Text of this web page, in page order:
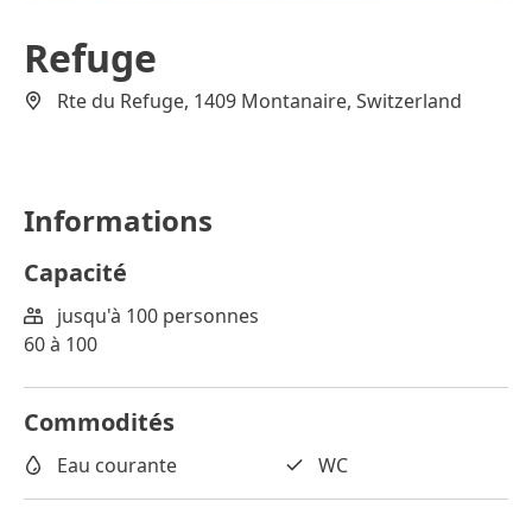
Refuge
Rte du Refuge, 1409 Montanaire, Switzerland
Informations
Capacité
jusqu'à 100 personnes
60 à 100
Commodités
Eau courante WC